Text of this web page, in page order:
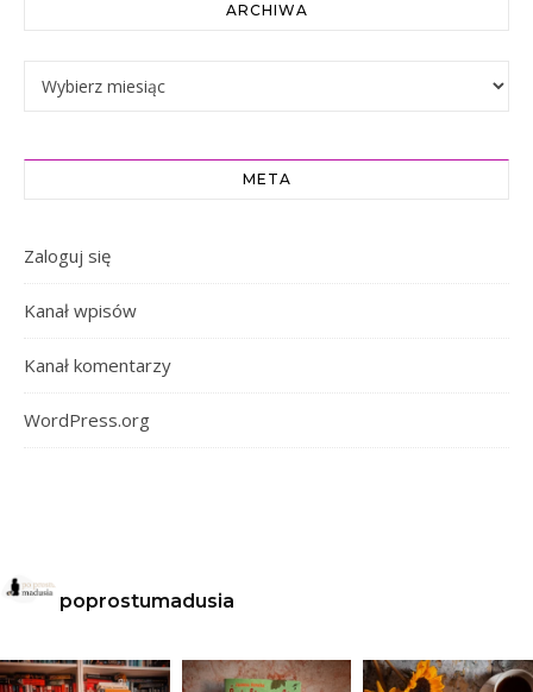
ARCHIWA
Archiwa
META
Zaloguj się
Kanał wpisów
Kanał komentarzy
WordPress.org
poprostumadusia